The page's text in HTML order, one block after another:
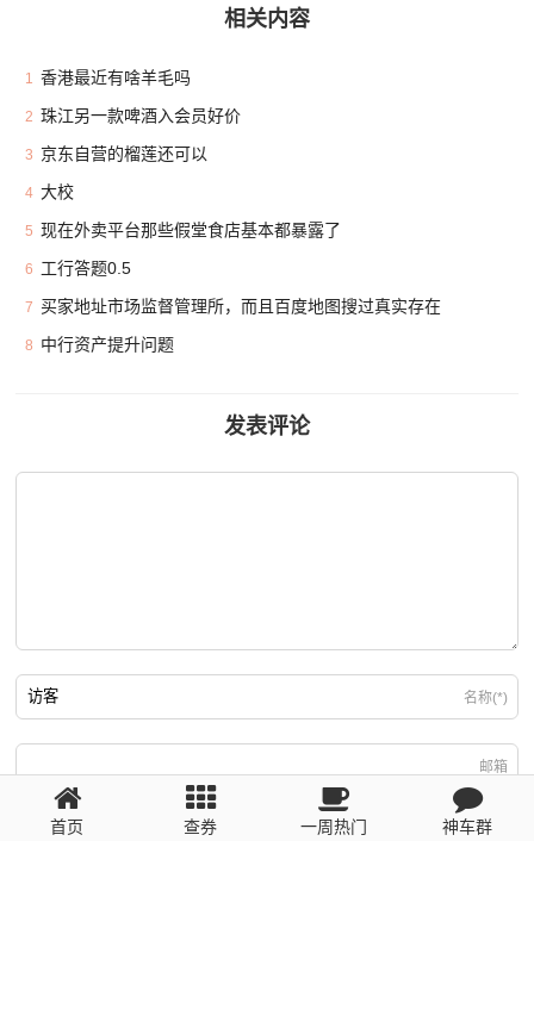
相关内容
1 香港最近有啥羊毛吗
2 珠江另一款啤酒入会员好价
3 京东自营的榴莲还可以
4 大校
5 现在外卖平台那些假堂食店基本都暴露了
6 工行答题0.5
7 买家地址市场监督管理所，而且百度地图搜过真实存在
8 中行资产提升问题
发表评论
名称(*)
邮箱
回复需填写必要信息
首页 查券 一周热门 神车群